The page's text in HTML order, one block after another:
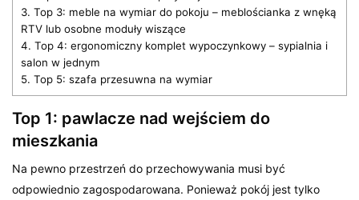
3. Top 3: meble na wymiar do pokoju – meblościanka z wnęką
RTV lub osobne moduły wiszące
4. Top 4: ergonomiczny komplet wypoczynkowy – sypialnia i
salon w jednym
5. Top 5: szafa przesuwna na wymiar
Top 1: pawlacze nad wejściem do
mieszkania
Na pewno przestrzeń do przechowywania musi być
odpowiednio zagospodarowana. Ponieważ pokój jest tylko